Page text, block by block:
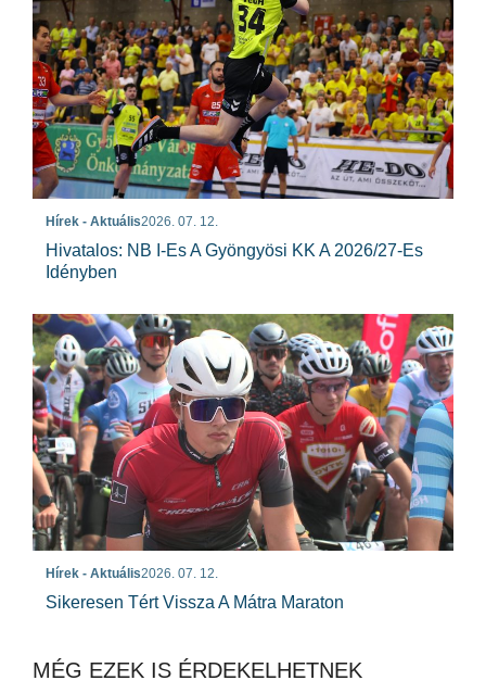
Hírek - Aktuális2026. 07. 12.
Hivatalos: NB I-Es A Gyöngyösi KK A 2026/27-Es
Idényben
Hírek - Aktuális2026. 07. 12.
Sikeresen Tért Vissza A Mátra Maraton
MÉG EZEK IS ÉRDEKELHETNEK